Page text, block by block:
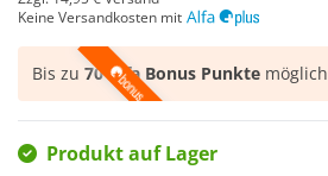
Keine Versandkosten mit
Bis zu 70 Alfa Bonus Punkte möglich
Produkt auf Lager